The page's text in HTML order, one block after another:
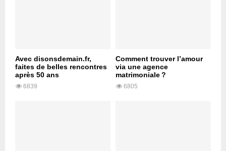
Avec disonsdemain.fr,
faites de belles rencontres
après 50 ans
6839
Comment trouver l’amour
via une agence
matrimoniale ?
6805